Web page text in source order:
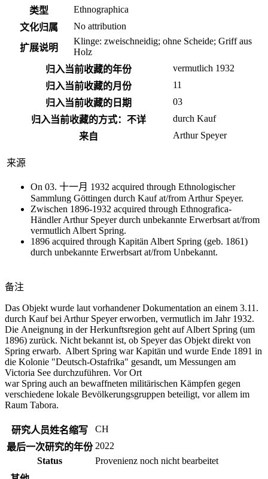
类型
Ethnographica
文化归属
No attribution
扩展说明
Klinge: zweischneidig; ohne Scheide; Griff aus
Holz
归入当前收藏的年份
vermutlich 1932
归入当前收藏的月份
11
归入当前收藏的日期
03
归入当前收藏的方式：不详
durch Kauf
来自
Arthur Speyer
来源
On 03. 十一月 1932 acquired through Ethnologischer
Sammlung Göttingen durch Kauf at/from Arthur Speyer.
Zwischen 1896-1932 acquired through Ethnografica-
Händler Arthur Speyer durch unbekannte Erwerbsart at/from
vermutlich Albert Spring.
1896 acquired through Kapitän Albert Spring (geb. 1861)
durch unbekannte Erwerbsart at/from Unbekannt.
备注
Das Objekt wurde laut vorhandener Dokumentation an einem 3.11.
durch Kauf bei Arthur Speyer erworben, vermutlich im Jahr 1932.
Die Aneignung in der Herkunftsregion geht auf Albert Spring (um
1896) zurück. Nicht bekannt ist, ob Speyer das Objekt direkt von
Spring erwarb. Albert Spring war Kapitän und wurde Ende 1891 in
die Kolonie "Deutsch-Ostafrika" gesandt, um Messungen am
Victoria See durchzuführen. Vor Ort
war Spring auch an bewaffneten militärischen Kämpfen gegen
verschiedene lokale Bevölkerungsgruppen beteiligt, vor allem im
Raum Tabora.
研究人员姓名缩写
CH
最后一次研究的年份 2022
Status
Provenienz noch nicht bearbeitet